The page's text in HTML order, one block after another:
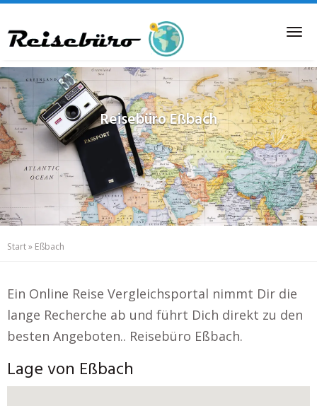
to
main
content
ReisebüroEßbach
Start» Eßbach
Ein Online Reise Vergleichsportal nimmt Dir die
lange Recherche ab und führt Dich direkt zu den
besten Angeboten.. Reisebüro Eßbach.
Lage von Eßbach